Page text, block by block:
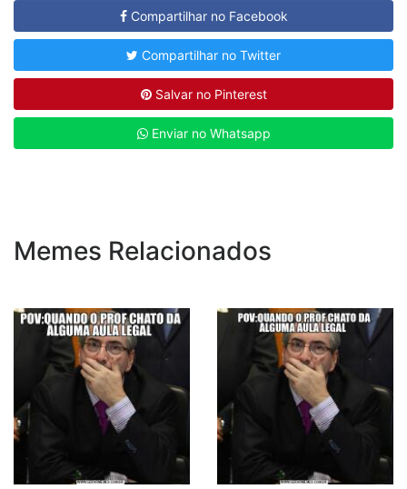
Compartilhar no Facebook
Compartilhar no Twitter
Salvar no Pinterest
Enviar no Whatsapp
Memes Relacionados